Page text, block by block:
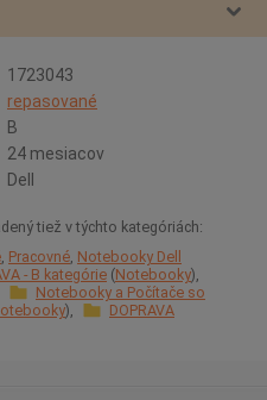
1723043
repasované
B
24 mesiacov
Dell
tiež v týchto kategóriách:
Pracovné Notebooky Dell
- B kategórie Notebooky
Notebooky a Počítače so
DOPRAVA